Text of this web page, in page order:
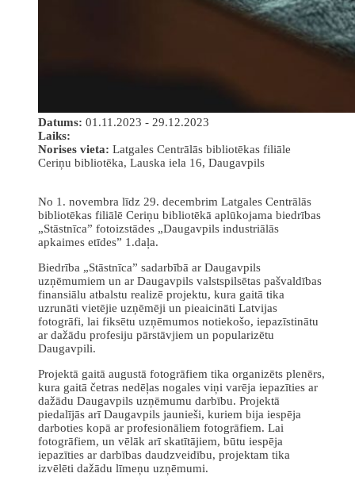
Datums: 01.11.2023 - 29.12.2023
Laiks:
Norises vieta: Latgales Centrālās bibliotēkas filiāle
Ceriņu bibliotēka, Lauska iela 16, Daugavpils
No 1. novembra līdz 29. decembrim Latgales Centrālās
bibliotēkas filiālē Ceriņu bibliotēkā aplūkojama biedrības
„Stāstnīca” fotoizstādes „Daugavpils industriālās
apkaimes etīdes” 1.daļa.
Biedrība „Stāstnīca” sadarbībā ar Daugavpils
uzņēmumiem un ar Daugavpils valstspilsētas pašvaldības
finansiālu atbalstu realizē projektu, kura gaitā tika
uzrunāti vietējie uzņēmēji un pieaicināti Latvijas
fotogrāfi, lai fiksētu uzņēmumos notiekošo, iepazīstinātu
ar dažādu profesiju pārstāvjiem un popularizētu
Daugavpili.
Projektā gaitā augustā fotogrāfiem tika organizēts plenērs,
kura gaitā četras nedēļas nogales viņi varēja iepazīties ar
dažādu Daugavpils uzņēmumu darbību. Projektā
piedalījās arī Daugavpils jaunieši, kuriem bija iespēja
darboties kopā ar profesionāliem fotogrāfiem. Lai
fotogrāfiem, un vēlāk arī skatītājiem, būtu iespēja
iepazīties ar darbības daudzveidību, projektam tika
izvēlēti dažādu līmeņu uzņēmumi.